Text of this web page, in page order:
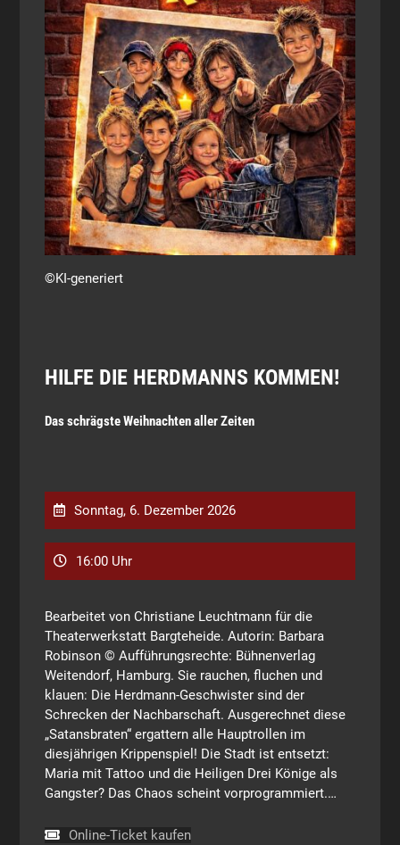
©KI-generiert
HILFE DIE HERDMANNS KOMMEN!
Das schrägste Weihnachten aller Zeiten
Sonntag, 6. Dezember 2026
16:00 Uhr
Bearbeitet von Christiane Leuchtmann für die
Theaterwerkstatt Bargteheide. Autorin: Barbara
Robinson © Aufführungsrechte: Bühnenverlag
Weitendorf, Hamburg. Sie rauchen, fluchen und
klauen: Die Herdmann-Geschwister sind der
Schrecken der Nachbarschaft. Ausgerechnet diese
„Satansbraten“ ergattern alle Hauptrollen im
diesjährigen Krippenspiel! Die Stadt ist entsetzt:
Maria mit Tattoo und die Heiligen Drei Könige als
Gangster? Das Chaos scheint vorprogrammiert.…
Online-Ticket kaufen